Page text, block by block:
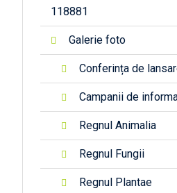
118881
Galerie foto
Conferința de
Campanii de
Regnul Animalia
Regnul Fungii
Regnul Plantae